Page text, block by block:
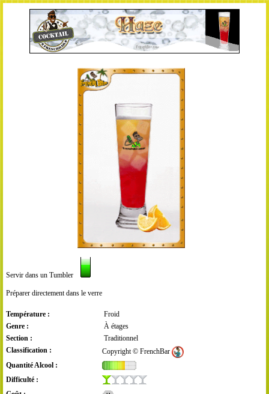
Servir dans un Tumbler
Préparer directement dans le verre
Température :
Froid
Genre :
À étages
Section :
Traditionnel
Classification :
Copyright © FrenchBar
Quantité Alcool :
Difficulté :